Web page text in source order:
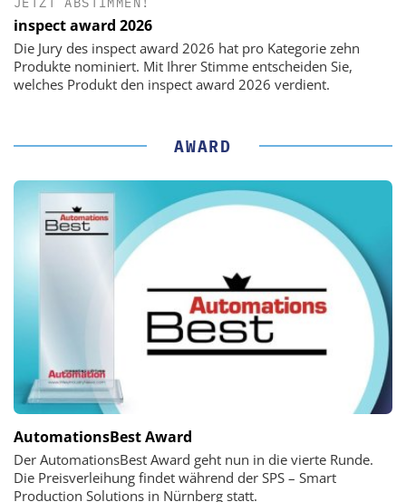
inspect award 2026
Die Jury des inspect award 2026 hat pro Kategorie zehn
Produkte nominiert. Mit Ihrer Stimme entscheiden Sie,
welches Produkt den inspect award 2026 verdient.
AWARD
AutomationsBest Award
Der AutomationsBest Award geht nun in die vierte Runde.
Die Preisverleihung findet während der SPS – Smart
Production Solutions in Nürnberg statt.